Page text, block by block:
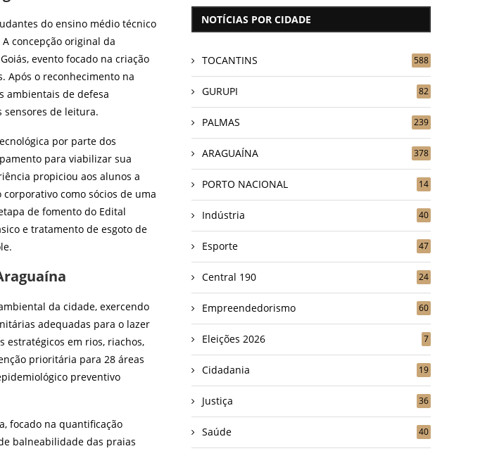
do ensino médio técnico
concepção original da
evento focado na criação
Após o reconhecimento na
ambientais de defesa
sensores de leitura.
por parte dos
para viabilizar sua
propiciou aos alunos a
como sócios de uma
de fomento do Edital
e tratamento de esgoto de
da cidade, exercendo
adequadas para o lazer
em rios, riachos,
prioritária para 28 áreas
preventivo
focado na quantificação
balneabilidade das praias
NOTÍCIAS POR CIDADE
TOCANTINS 588
GURUPI 82
PALMAS 239
ARAGUAÍNA 378
PORTO NACIONAL 14
Indústria 40
Esporte 47
Central 190 24
Empreendedorismo 60
Eleições 2026 7
Cidadania 19
Justiça 36
Saúde 40